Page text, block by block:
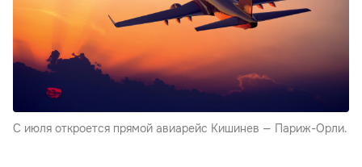
С июля откроется прямой авиарейс Кишинев — Париж-Орли.